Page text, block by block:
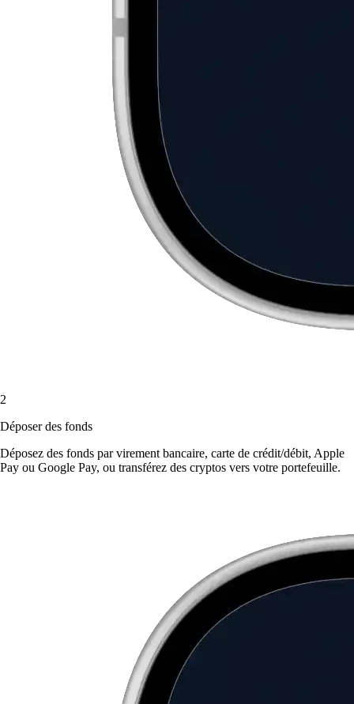
2
Déposer des fonds
Déposez des fonds par virement bancaire, carte de crédit/débit, Apple
Pay ou Google Pay, ou transférez des cryptos vers votre portefeuille.